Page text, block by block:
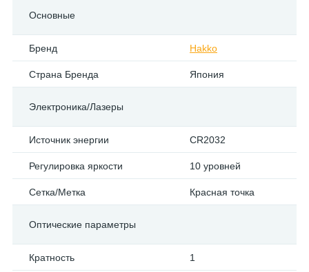
Основные
Бренд Hakko
Страна Бренда Япония
Электроника/Лазеры
Источник энергии CR2032
Регулировка яркости 10 уровней
Сетка/Метка Красная точка
Оптические параметры
Кратность 1